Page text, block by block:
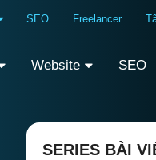
SEO Freelancer
Website SEO
SERIES BÀI